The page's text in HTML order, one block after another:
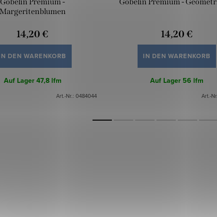
Margeritenblumen
14,20 €
DEN WARENKORB
Auf Lager47,8 lfm
Art.-Nr.: 0484044
14,20 €
IN DEN WARENKORB
Auf Lager 56 lfm
Art.-